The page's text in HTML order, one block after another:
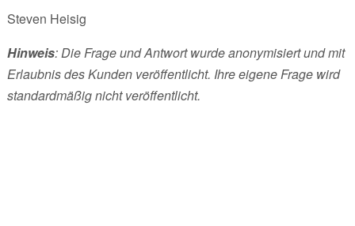
Steven Heisig
Hinweis: Die Frage und Antwort wurde anonymisiert und mit
Erlaubnis des Kunden veröffentlicht. Ihre eigene Frage wird
standardmäßig nicht veröffentlicht.